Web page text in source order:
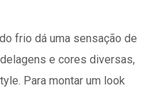
frio dá uma sensação de
e cores diversas,
Para montar um look